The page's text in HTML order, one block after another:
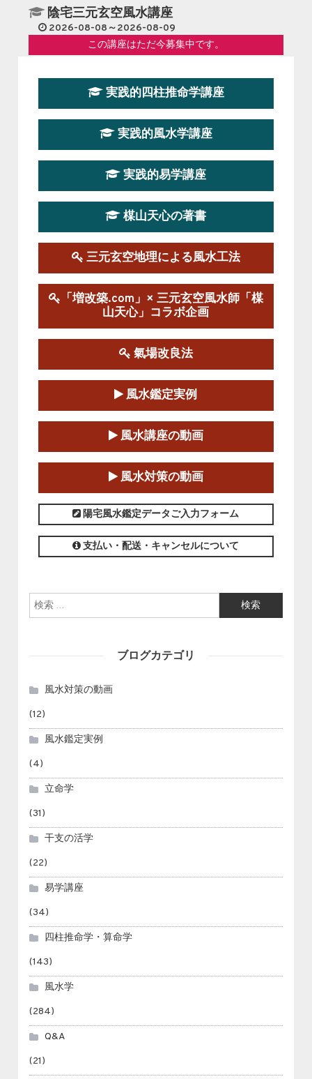
陰宅三元玄空風水講座
2026-08-08～2026-08-09
この講座はただ今募集中です。
第１９期立命塾『実践的易学講座』
2026-08-22～2026-10-25
第19期立命塾実践的四柱推命学講座
2026-03-20～2026-07-19
第１９期立命塾実践的風水学講座
この講座の募集は終了しました。
陰宅三元玄空風水講座
2025-06-07～2025-06-08
この講座の募集は終了しました。
第１８期立命塾『実践的易学講座』
2025-06-21～2025-08-24
この講座の募集は終了しました。
第１８期立命塾「実践的四柱立命学（四
柱推命学）講座」
2025-01-11～2025-05-11
この講座の募集は終了しました。
実践的四柱推命学講座
実践的風水学講座
実践的易学講座
楳山天心の著書
三元玄空地理による風水工法
「増改築.com」× 三元玄空風水師「楳
山天心」コラボ企画
氣場改良法
風水鑑定実例
風水講座の動画
風水対策の動画
陽宅風水鑑定データご入力フォーム
支払い・配送・キャンセルについて
検索:
ブログカテゴリ
風水対策の動画
(12)
風水鑑定実例
(4)
立命学
(31)
干支の活学
(22)
易学講座
(34)
四柱推命学・算命学
(143)
風水学
(284)
Q&A
(21)